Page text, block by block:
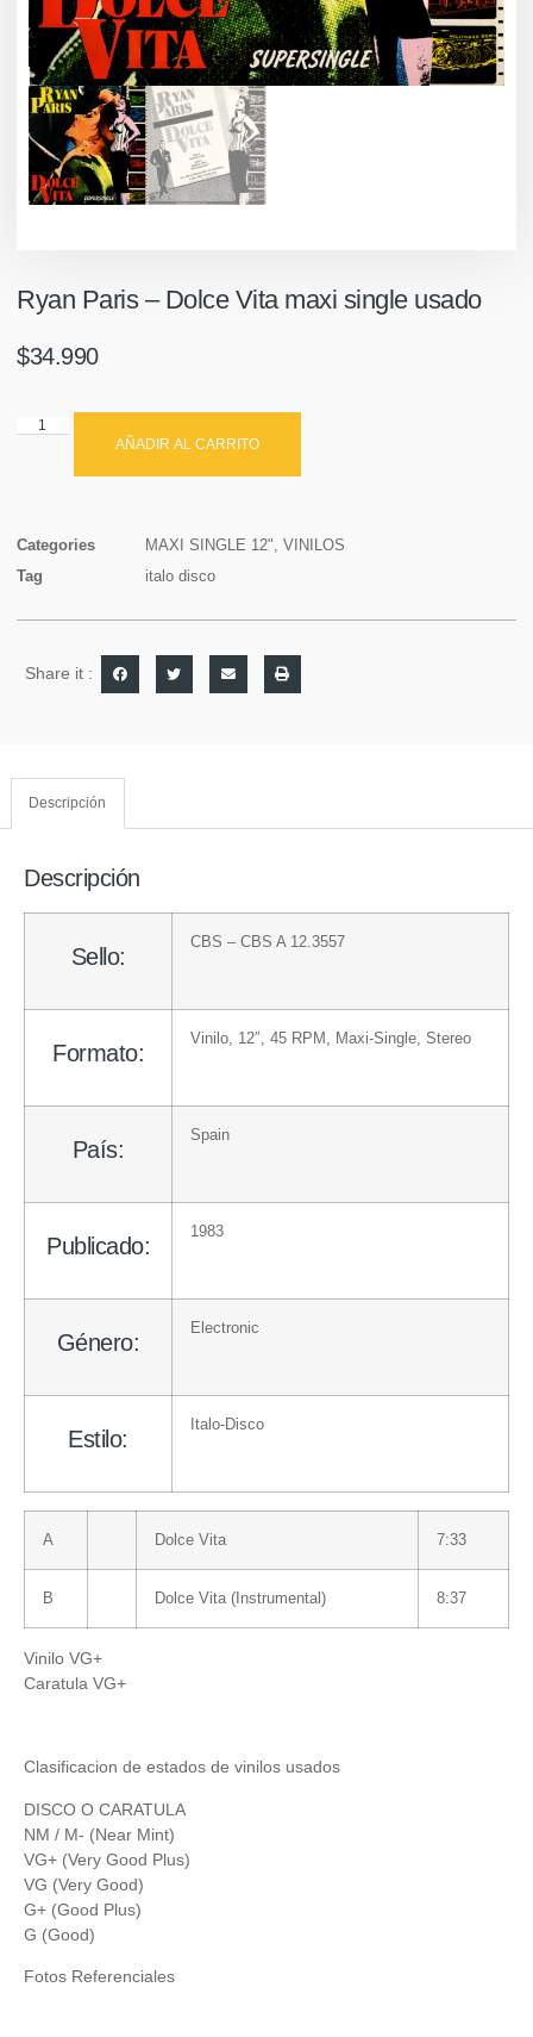
Ryan Paris – Dolce Vita maxi single usado
$34.990
AÑADIR AL CARRITO
Categories MAXI SINGLE 12", VINILOS
Tag
italo disco
Share it :
Descripción
Descripción
Sello:
CBS – CBS A 12.3557
Formato:
Vinilo , 12″, 45 RPM, Maxi-Single, Stereo
País:
Spain
Publicado:
1983
Género:
Electronic
Estilo:
Italo-Disco
A Dolce Vita 7:33
B Dolce Vita (Instrumental) 8:37
Vinilo VG+
Caratula VG+
Clasificacion de estados de vinilos usados
DISCO O CARATULA
NM / M- (Near Mint)
VG+ (Very Good Plus)
VG (Very Good)
G+ (Good Plus)
G (Good)
Fotos Referenciales